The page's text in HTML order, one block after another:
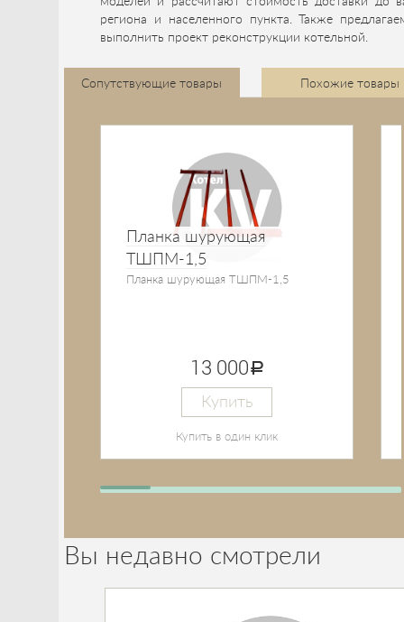
региона и населенного пункта. Также
выполнить проект реконструкции котельной.
Сопутствующие товары Похожие товары
Планка шурующая
ТШПМ-1,5
Планка шурующая ТШПМ-1,5
13 000руб.
Купить
Купить в один клик
Вы недавно смотрели